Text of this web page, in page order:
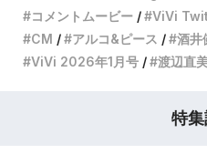
コメントムービー
ViVi
CM
アルコ&ピース 酒井
ViVi 2026年1月号
渡辺直
特